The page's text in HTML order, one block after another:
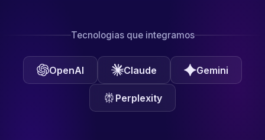
Tecnologias que integramos
OpenAI Claude Gemini
Perplexity